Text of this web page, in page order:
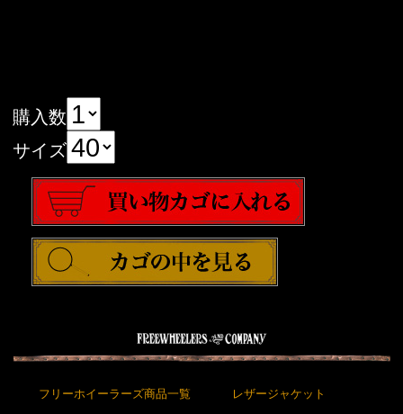
購入数
サイズ
フリーホイーラーズ商品一覧 レザージャケット